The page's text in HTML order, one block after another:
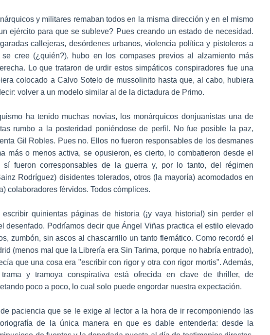
y militares remaban todos en la misma dirección y en el mismo
ejército para que se subleve? Pues creando un estado de necesidad.
callejeras, desórdenes urbanos, violencia política y pistoleros a
cree (¿quién?), hubo en los compases previos al alzamiento más
Lo que trataron de urdir estos simpáticos conspiradores fue una
colocado a Calvo Sotelo de mussolinito hasta que, al cabo, hubiera
volver a un modelo similar al de la dictadura de Primo.
ha tenido muchas novias, los monárquicos donjuanistas una de
rumbo a la posteridad poniéndose de perfil. No fue posible la paz,
Gil Robles. Pues no. Ellos no fueron responsables de los desmanes
más o menos activa, se opusieron, es cierto, lo combatieron desde el
fueron corresponsables de la guerra y, por lo tanto, del régimen
Rodríguez) disidentes tolerados, otros (la mayoría) acomodados en
colaboradores férvidos. Todos cómplices.
quinientas páginas de historia (¡y vaya historia!) sin perder el
desenfado. Podríamos decir que Ángel Viñas practica el estilo elevado
zumbón, sin ascos al chascarrillo un tanto flemático. Como recordó el
(menos mal que la Librería era Sin Tarima, porque no habría entrado),
que una cosa era "escribir con rigor y otra con rigor mortis". Además,
y tramoya conspirativa está ofrecida en clave de thriller, de
poco a poco, lo cual solo puede engordar nuestra expectación.
paciencia que se le exige al lector a la hora de ir recomponiendo las
de la única manera en que es dable entenderla: desde la